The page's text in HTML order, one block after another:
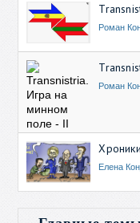
Роман
Роман
Елена